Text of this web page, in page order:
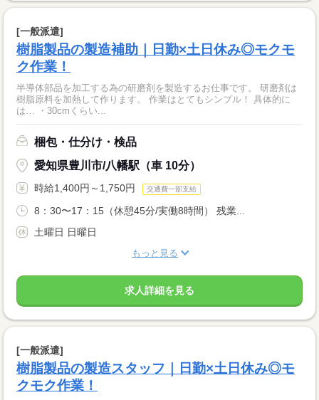
[一般派遣]
樹脂製品の製造補助｜日勤×土日休み◎モクモ
ク作業！
半導体部品を加工する為の研磨剤を製造するお仕事です。 研磨剤は
樹脂原料を加熱して作ります。 作業はとてもシンプル！ 具体的に
は… ・30cmくらい...
梱包・仕分け・検品
愛知県豊川市/八幡駅（車 10分）
時給1,400円～1,750円 交通費一部支給
8：30〜17：15（休憩45分/実働8時間） 残業...
土曜日 日曜日
もっと見る
求人詳細を見る
[一般派遣]
樹脂製品の製造スタッフ｜日勤×土日休み◎モ
クモク作業！